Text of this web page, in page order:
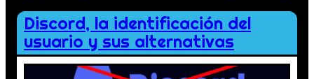
Discord, la identificación del
usuario y sus alternativas